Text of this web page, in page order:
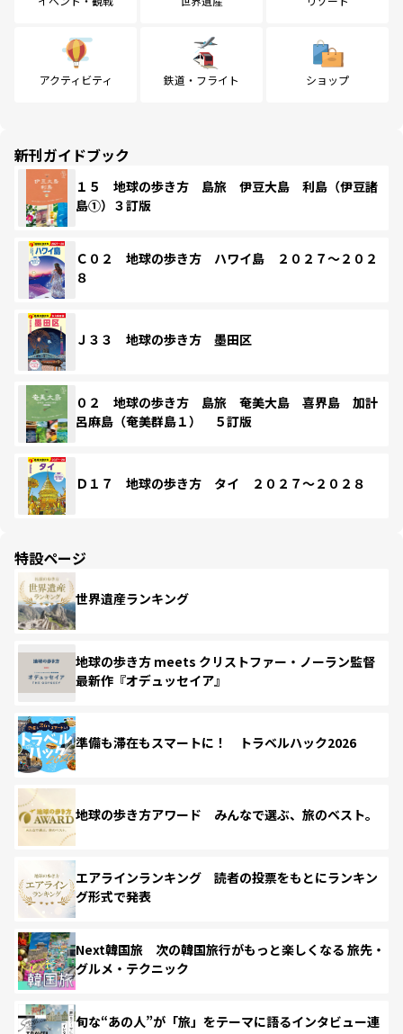
アクティビティ 鉄道・フライト ショップ
新刊ガイドブック
１５ 地球の歩き方 島旅 伊豆大島 利島（伊豆諸
島①）３訂版
Ｃ０２ 地球の歩き方 ハワイ島 ２０２７～２０２
８
Ｊ３３ 地球の歩き方 墨田区
０２ 地球の歩き方 島旅 奄美大島 喜界島 加計
呂麻島（奄美群島１） ５訂版
Ｄ１７ 地球の歩き方 タイ ２０２７～２０２８
特設ページ
世界遺産ランキング
地球の歩き方 meets クリストファー・ノーラン監督
最新作『オデュッセイア』
準備も滞在もスマートに！ トラベルハック2026
地球の歩き方アワード みんなで選ぶ、旅のベスト。
エアラインランキング 読者の投票をもとにランキン
グ形式で発表
Next韓国旅 次の韓国旅行がもっと楽しくなる 旅先・
グルメ・テクニック
旬な“あの人”が「旅」をテーマに語るインタビュー連